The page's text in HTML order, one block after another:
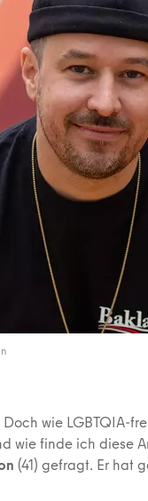
wie LGBTQIA-
wie finde ich diese
(41) gefragt. Er hat